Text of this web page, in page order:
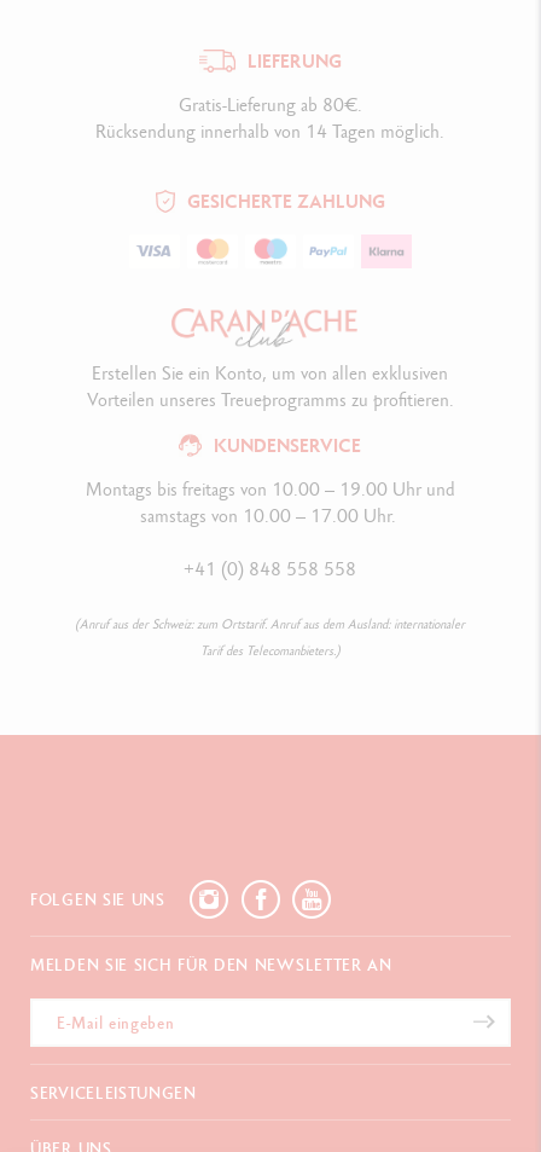
LIEFERUNG
Gratis-Lieferung ab 80€.
Rücksendung innerhalb von 14 Tagen möglich.
GESICHERTE ZAHLUNG
KUNDENSERVICE
Montags bis freitags von 10.00 – 19.00 Uhr und
samstags von 10.00 – 17.00 Uhr.
+41 (0) 848 558 558
(Anruf aus der Schweiz: zum Ortstarif. Anruf aus dem Ausland: internationaler
Tarif des Telecomanbieters.)
Erstellen Sie ein Konto, um von allen exklusiven
Vorteilen unseres Treueprogramms zu profitieren.
FOLGEN SIE UNS
MELDEN SIE SICH FÜR DEN NEWSLETTER AN
SERVICELEISTUNGEN
E-Geschenkgutschein